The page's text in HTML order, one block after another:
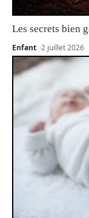
Les secrets bien
Enfant 2 juillet 2026